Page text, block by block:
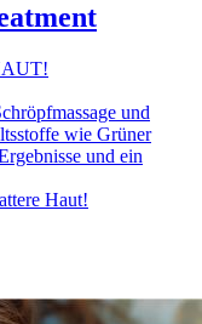
und
wie Grüner
und ein
Haut!